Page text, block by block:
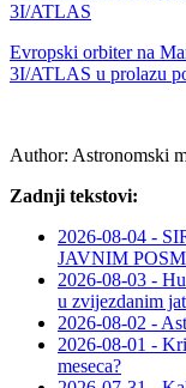
3I/ATLAS
Evropski orbiter na
3I/ATLAS u prolazu
Author: Astronomski
Zadnji tekstovi:
2026-08-04 -
JAVNIM
2026-08-03 -
u zvijezdanim
2026-08-02 -
2026-08-01 -
meseca?